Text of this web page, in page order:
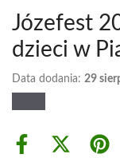
Józefest
dzieci w
Data dodania: 29
Share
Share